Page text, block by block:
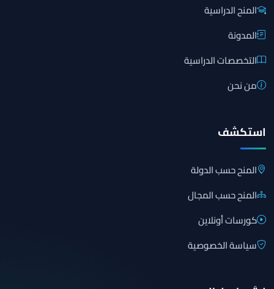
المنح الدراسية
المدونة
التخصصات الدراسية
من نحن
استكشف
المنح حسب الدولة
المنح حسب المجال
كورسات أونلاين
سياسة الخصوصية